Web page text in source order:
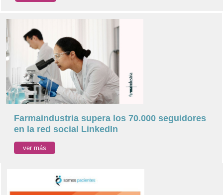
Farmaindustria supera los 70.000 seguidores
en la red social LinkedIn
ver más